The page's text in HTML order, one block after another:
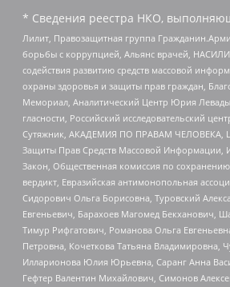
* Сведения реестра НКО,
Лилит, Правозащитная группа
борьбы с коррупцией, Альянс врачей,
содействия развитию средств массовой
охраны здоровья и защиты прав граждан,
Мемориал, Аналитический Центр Юрия
гласности, Российский исследовательский
Сутяжник, АКАДЕМИЯ ПО ПРАВАМ ЧЕЛОВЕКА,
Защиты Прав Средств Массовой Информации,
Закон, Общественная комиссия по
вердикт, Евразийская антимонопольная
Сидорович Ольга Борисовна, Туровский
Евгеньевич, Барахоев Магомед Бекханович,
Тимур Рифгатович, Романова Ольга
Петровна, Кочеткова Татьяна Владимировна,
Илларионова Юлия Юрьевна, Саранг Анна
Гефтер Валентин Михайлович, Симонов